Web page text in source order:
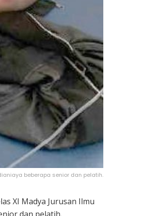
beberapa senior dan pelatih.
XI Madya Jurusan Ilmu